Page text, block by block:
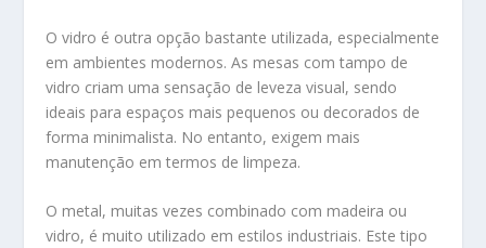
O vidro é outra opção bastante utilizada, especialmente
em ambientes modernos. As mesas com tampo de
vidro criam uma sensação de leveza visual, sendo
ideais para espaços mais pequenos ou decorados de
forma minimalista. No entanto, exigem mais
manutenção em termos de limpeza.
O metal, muitas vezes combinado com madeira ou
vidro, é muito utilizado em estilos industriais. Este tipo